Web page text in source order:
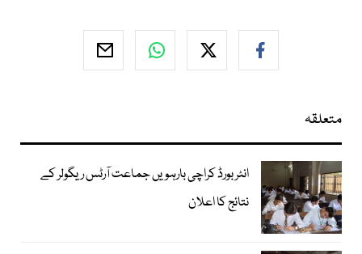
متعلقہ
انٹر بورڈ کراچی بارہویں جماعت آرٹس ریگولر کے
نتائج کا اعلان